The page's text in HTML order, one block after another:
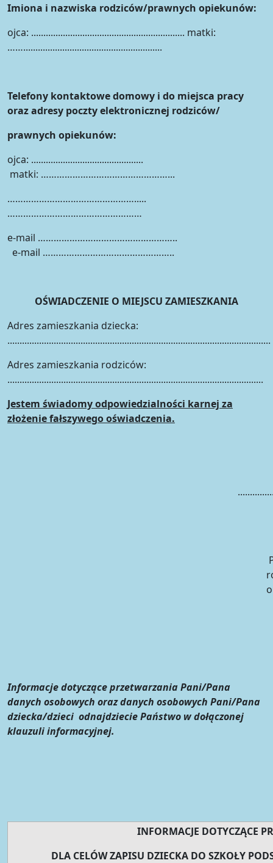
Imiona i nazwiska rodziców/prawnych opiekunów:
ojca: ............................................................... matki:
…….........................................................
Telefony kontaktowe domowy i do miejsca pracy
oraz adresy poczty elektronicznej rodziców/
prawnych opiekunów:
ojca: ..............................................
matki: …………………………………………...
………………………………………….....
……………………………………………
e-mail ……………………………………………..
e-mail …………………………………………..
OŚWIADCZENIE O MIEJSCU ZAMIESZKANIA
Adres zamieszkania dziecka:
............................................................................................................
Adres zamieszkania rodziców:
.........................................................................................................
Jestem świadomy odpowiedzialności karnej za
złożenie fałszywego oświadczenia.
Informacje dotyczące przetwarzania Pani/Pana
danych osobowych oraz danych osobowych Pani/Pana
dziecka/dzieci odnajdziecie Państwo w dołączonej
klauzuli informacyjnej.
INFORMACJE DOTYCZĄCE
DLA CELÓW ZAPISU DZIECKA DO SZKOŁY